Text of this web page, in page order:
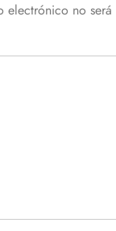
electrónico no